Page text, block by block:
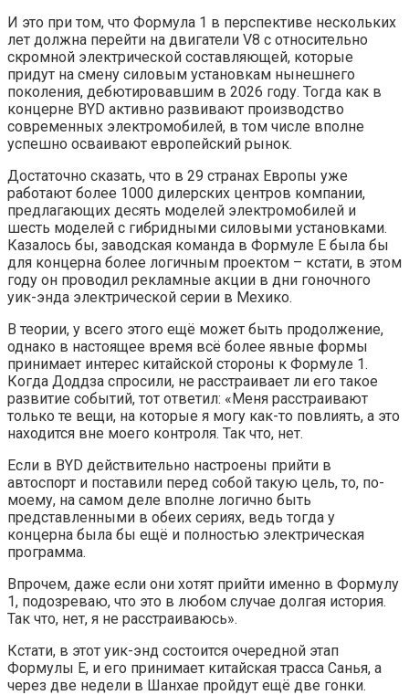
И это при том, что Формула 1 в перспективе нескольких
лет должна перейти на двигатели V8 c относительно
скромной электрической составляющей, которые
придут на смену силовым установкам нынешнего
поколения, дебютировавшим в 2026 году. Тогда как в
концерне BYD активно развивают производство
современных электромобилей, в том числе вполне
успешно осваивают европейский рынок.
Достаточно сказать, что в 29 странах Европы уже
работают более 1000 дилерских центров компании,
предлагающих десять моделей электромобилей и
шесть моделей с гибридными силовыми установками.
Казалось бы, заводская команда в Формуле E была бы
для концерна более логичным проектом – кстати, в этом
году он проводил рекламные акции в дни гоночного
уик-энда электрической серии в Мехико.
В теории, у всего этого ещё может быть продолжение,
однако в настоящее время всё более явные формы
принимает интерес китайской стороны к Формуле 1.
Когда Доддза спросили, не расстраивает ли его такое
развитие событий, тот ответил: «Меня расстраивают
только те вещи, на которые я могу как-то повлиять, а это
находится вне моего контроля. Так что, нет.
Если в BYD действительно настроены прийти в
автоспорт и поставили перед собой такую цель, то, по-
моему, на самом деле вполне логично быть
представленными в обеих сериях, ведь тогда у
концерна была бы ещё и полностью электрическая
программа.
Впрочем, даже если они хотят прийти именно в Формулу
1, подозреваю, что это в любом случае долгая история.
Так что, нет, я не расстраиваюсь».
Кстати, в этот уик-энд состоится очередной этап
Формулы E, и его принимает китайская трасса Санья, а
через две недели в Шанхае пройдут ещё две гонки.